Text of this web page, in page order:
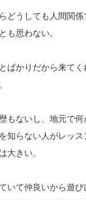
どうしても人間関
も思わない。
ばかりだから来て
もないし、地元で
知らない人がレッス
大きい。
いて仲良いから遊